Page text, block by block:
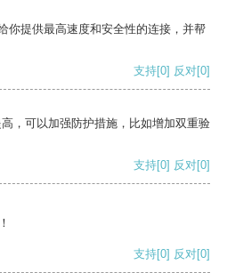
你提供最高速度和安全性的连接，并帮
支持[0] 反对[0]
，可以加强防护措施，比如增加双重验
支持[0] 反对[0]
支持[0] 反对[0]